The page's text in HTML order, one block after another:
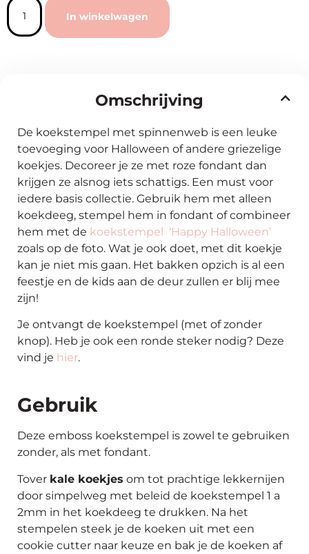
In winkelwagen
Omschrijving
De koekstempel met spinnenweb is een leuke
toevoeging voor Halloween of andere griezelige
koekjes. Decoreer je ze met roze fondant dan
krijgen ze alsnog iets schattigs. Een must voor
iedere basis collectie. Gebruik hem met alleen
koekdeeg, stempel hem in fondant of combineer
hem met de koekstempel ‘Happy Halloween’
zoals op de foto. Wat je ook doet, met dit koekje
kan je niet mis gaan. Het bakken opzich is al een
feestje en de kids aan de deur zullen er blij mee
zijn!
Je ontvangt de koekstempel (met of zonder
knop). Heb je ook een ronde steker nodig? Deze
vind je hier.
Gebruik
Deze emboss koekstempel is zowel te gebruiken
zonder, als met fondant.
Tover kale koekjes om tot prachtige lekkernijen
door simpelweg met beleid de koekstempel 1 a
2mm in het koekdeeg te drukken. Na het
stempelen steek je de koeken uit met een
cookie cutter naar keuze en bak je de koeken af